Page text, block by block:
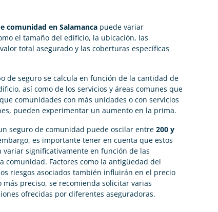
comunidad en Salamanca puede variar
el tamaño del edificio, la ubicación, las
total asegurado y las coberturas específicas
de seguro se calcula en función de la cantidad de
así como de los servicios y áreas comunes que
comunidades con más unidades o con servicios
pueden experimentar un aumento en la prima.
seguro de comunidad puede oscilar entre 200 y
es importante tener en cuenta que estos
variar significativamente en función de las
comunidad. Factores como la antigüedad del
riesgos asociados también influirán en el precio
preciso, se recomienda solicitar varias
ofrecidas por diferentes aseguradoras.